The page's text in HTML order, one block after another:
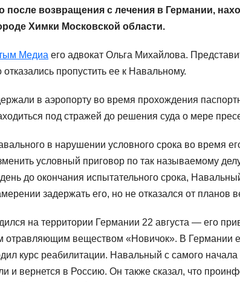
после возвращения с лечения в Германии,
Химки Московской области.
Медиа его адвокат Ольга Михайлова.
пропустить ее к Навальному.
в аэропорту во время прохождения
под стражей до решения суда о мере
в нарушении условного срока во время
условный приговор по так называемому
до окончания испытательного срока,
задержать его, но не отказался от планов
на территории Германии 22 августа — его
отравляющим веществом «Новичок». В Германии
курс реабилитации. Навальный с самого начала
и вернется в Россию. Он также сказал, что